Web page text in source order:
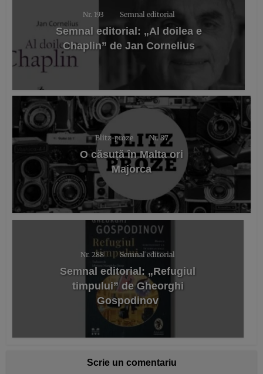
Nr. 193 Semnal editorial
Semnal editorial: „Al doilea e
Chaplin” de Jan Cornelius
Blitz-proze Nr. 87
O căsuță în Malta ori
Majorca
Nr. 288 Semnal editorial
Semnal editorial: „Refugiul
timpului” de Gheorghi
Gospodinov
Scrie un comentariu